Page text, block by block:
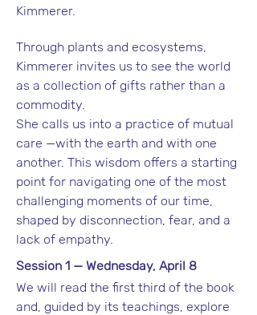
Kimmerer.
Through plants and ecosystems,
Kimmerer invites us to see the world
as a collection of gifts rather than a
commodity.
She calls us into a practice of mutual
care —with the earth and with one
another. This wisdom offers a starting
point for navigating one of the most
challenging moments of our time,
shaped by disconnection, fear, and a
lack of empathy.
Session 1 — Wednesday, April 8
We will read the first third of the book
and, guided by its teachings, explore